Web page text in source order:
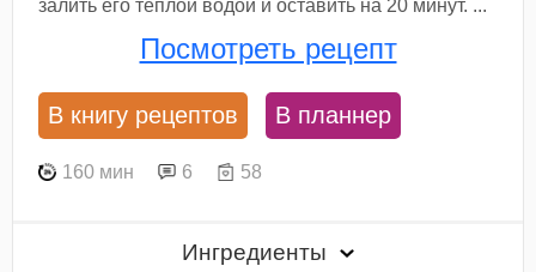
залить его теплой водой и оставить на 20 минут. ...
Посмотреть рецепт
В книгу рецептов В планнер
160 мин 6 58
Ингредиенты